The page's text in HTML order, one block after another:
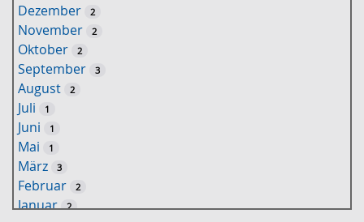
w
o
r
u
c
Dezember 2
November 2
Oktober 2
September 3
August 2
Juli 1
Juni 1
Mai 1
März 3
Februar 2
Januar 2